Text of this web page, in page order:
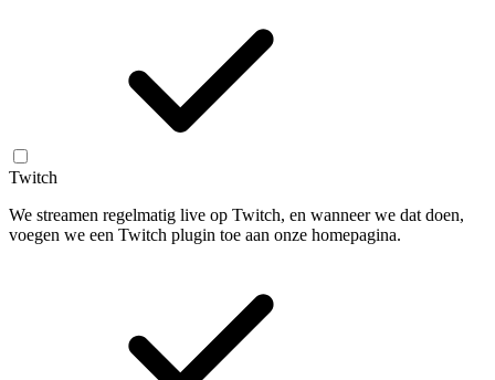
Twitch
We streamen regelmatig live op Twitch, en wanneer we dat doen,
voegen we een Twitch plugin toe aan onze homepagina.